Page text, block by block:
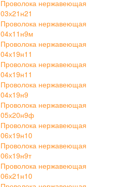
Проволока нержавеющая
03х21н21
Проволока нержавеющая
04х11н9м
Проволока нержавеющая
04х19н11
Проволока нержавеющая
04х19н11
Проволока нержавеющая
04х19н9
Проволока нержавеющая
05х20н9ф
Проволока нержавеющая
06х19н10
Проволока нержавеющая
06х19н9т
Проволока нержавеющая
06х21н10